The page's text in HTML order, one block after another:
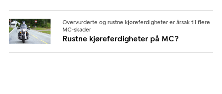
Overvurderte og rustne kjøreferdigheter er årsak til flere
MC-skader
Rustne kjøreferdigheter på MC?